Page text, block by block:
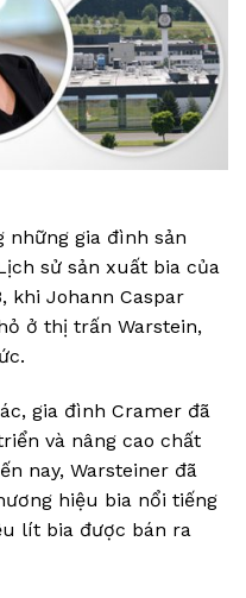
những gia đình sản
sử sản xuất bia của
khi Johann Caspar
ở thị trấn Warstein,
gia đình Cramer đã
và nâng cao chất
nay, Warsteiner đã
hiệu bia nổi tiếng
lít bia được bán ra